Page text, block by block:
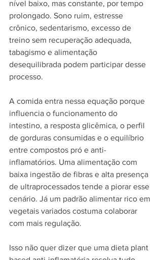
nível baixo, mas constante, por tempo
prolongado. Sono ruim, estresse
crônico, sedentarismo, excesso de
treino sem recuperação adequada,
tabagismo e alimentação
desequilibrada podem participar desse
processo.
A comida entra nessa equação porque
influencia o funcionamento do
intestino, a resposta glicêmica, o perfil
de gorduras consumidas e o equilíbrio
entre compostos pró e anti-
inflamatórios. Uma alimentação com
baixa ingestão de fibras e alta presença
de ultraprocessados tende a piorar esse
cenário. Já um padrão alimentar rico em
vegetais variados costuma colaborar
com mais regulação.
Isso não quer dizer que uma dieta plant